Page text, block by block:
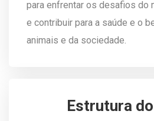
para enfrentar os desafios do
e contribuir para a saúde e o
animais e da sociedade.
Estrutura